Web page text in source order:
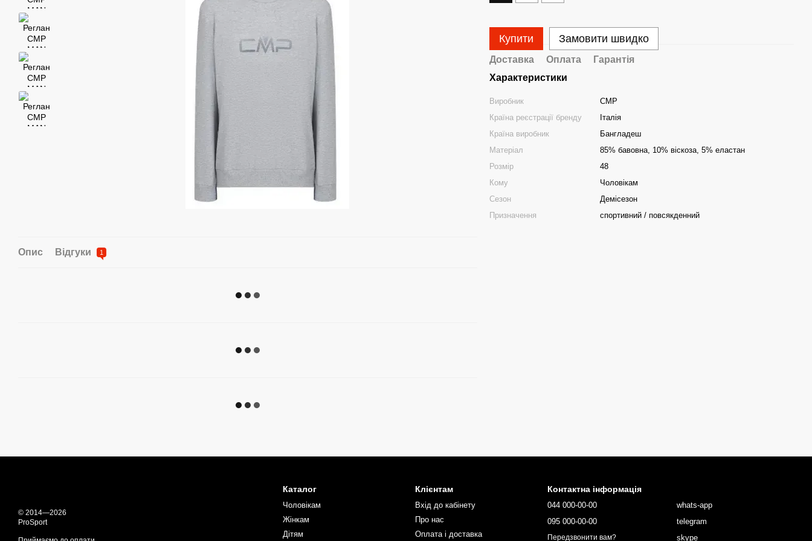
Опис Відгуки 1
Купити Замовити швидко
Доставка Оплата
Гарантія
Характеристики
Виробник
CMP
Країна реєстрації бренду
Італія
Країна виробник
Бангладеш
Матеріал
85% бавовна, 10% віскоза, 5% еластан
Розмір
48
Кому
Чоловікам
Сезон
Демісезон
Призначення
спортивний / повсякденний
© 2014—2026
ProSport
Каталог
Чоловікам
Жінкам
Дітям
Клієнтам
Вхід до кабінету
Про нас
Оплата і доставка
Контактна інформація
044 000-00-00
095 000-00-00
Передзвонити вам?
whats-app
telegram
skype